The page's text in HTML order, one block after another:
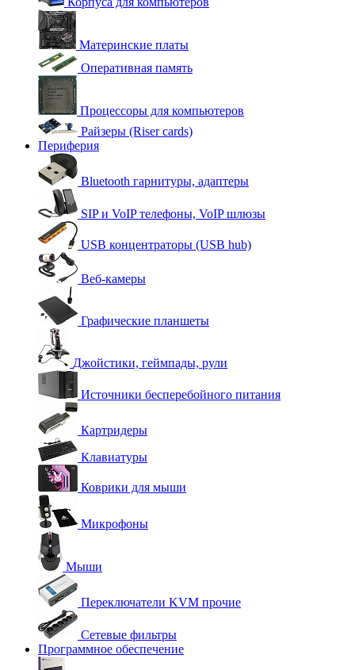
Материнские платы
Оперативная память
Процессоры для компьютеров
Райзеры (Riser cards)
Периферия
Bluetooth гарнитуры, адаптеры
SIP и VoIP телефоны, VoIP шлюзы
USB концентраторы (USB hub)
Веб-камеры
Графические планшеты
Джойстики, геймпады, рули
Источники бесперебойного питания
Картридеры
Клавиатуры
Коврики для мыши
Микрофоны
Мыши
Переключатели KVM прочие
Сетевые фильтры
Программное обеспечение